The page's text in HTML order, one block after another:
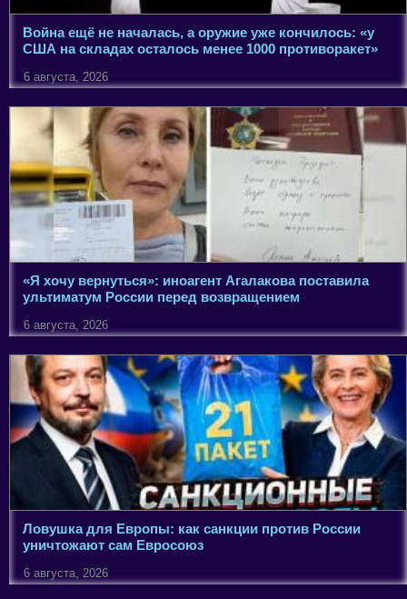
Война ещё не началась, а оружие уже кончилось: «у
США на складах осталось менее 1000 противоракет»
6 августа, 2026
«Я хочу вернуться»: иноагент Агалакова поставила
ультиматум России перед возвращением
6 августа, 2026
Ловушка для Европы: как санкции против России
уничтожают сам Евросоюз
6 августа, 2026